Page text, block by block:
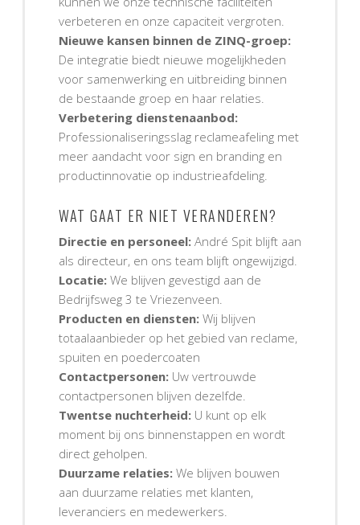
verbeteren en onze capaciteit vergroten.
Nieuwe kansen binnen de ZINQ-groep:
De integratie biedt nieuwe mogelijkheden
voor samenwerking en uitbreiding binnen
de bestaande groep en haar relaties.
Verbetering dienstenaanbod:
Professionaliseringsslag reclameafeling met
meer aandacht voor sign en branding en
productinnovatie op industrieafdeling.
WAT GAAT ER NIET VERANDEREN?
Directie en personeel: André Spit blijft aan
als directeur, en ons team blijft ongewijzigd.
Locatie: We blijven gevestigd aan de
Bedrijfsweg 3 te Vriezenveen.
Producten en diensten: Wij blijven
totaalaanbieder op het gebied van reclame,
spuiten en poedercoaten
Contactpersonen: Uw vertrouwde
contactpersonen blijven dezelfde.
Twentse nuchterheid: U kunt op elk
moment bij ons binnenstappen en wordt
direct geholpen.
Duurzame relaties: We blijven bouwen
aan duurzame relaties met klanten,
leveranciers en medewerkers.